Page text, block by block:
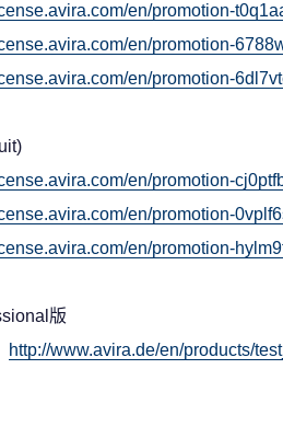
en/promotion-
en/promotion-
en/promotion-
en/promotion-
en/promotion-
en/promotion-
版
http://www.avira.de/en/products/